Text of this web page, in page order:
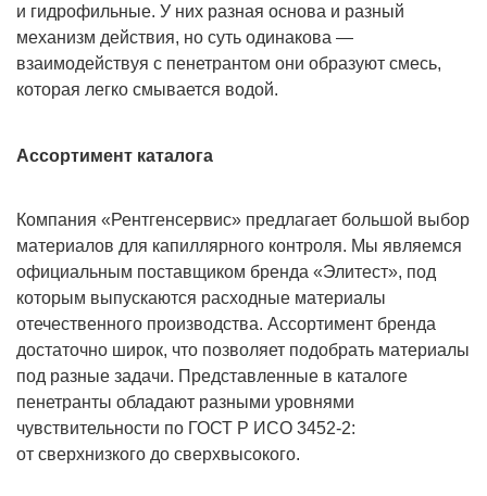
и гидрофильные. У них разная основа и разный
механизм действия, но суть одинакова —
взаимодействуя с пенетрантом они образуют смесь,
которая легко смывается водой.
Ассортимент каталога
Компания «Рентгенсервис» предлагает большой выбор
материалов для капиллярного контроля. Мы являемся
официальным поставщиком бренда «Элитест», под
которым выпускаются расходные материалы
отечественного производства. Ассортимент бренда
достаточно широк, что позволяет подобрать материалы
под разные задачи. Представленные в каталоге
пенетранты обладают разными уровнями
чувствительности по ГОСТ Р ИСО 3452-2:
от сверхнизкого до сверхвысокого.